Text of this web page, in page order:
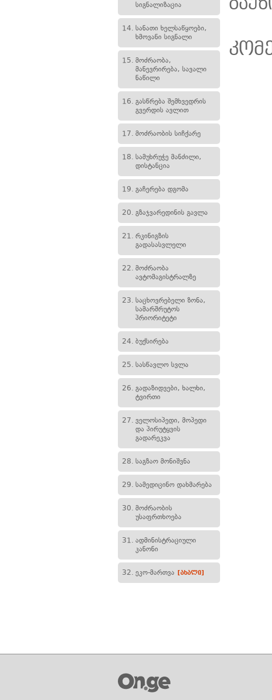
სიგნალიზაცია
14. სანათი ხელსაწყოები,
ხმოვანი სიგნალი
15. მოძრაობა,
მანევრირება, სავალი
ნაწილი
16. გასწრება შემხვედრის
გვერდის ავლით
17. მოძრაობის სიჩქარე
18. სამუხრუჭე მანძილი,
დისტანცია
19. გაჩერება დგომა
20. გზაჯვარედინის გავლა
21. რკინიგზის
გადასასვლელი
22. მოძრაობა
ავტომაგისტრალზე
23. საცხოვრებელი ზონა,
სამარშრუტოს
პრიორიტეტი
24. ბუქსირება
25. სასწავლო სვლა
26. გადაზიდვები, ხალხი,
ტვირთი
27. ველოსიპედი, მოპედი
და პირუტყვის
გადარეკვა
28. საგზაო მონიშვნა
29. სამედიცინო დახმარება
30. მოძრაობის
უსაფრთხოება
31. ადმინისტრაციული
კანონი
32. ეკო-მართვა [ახალი]